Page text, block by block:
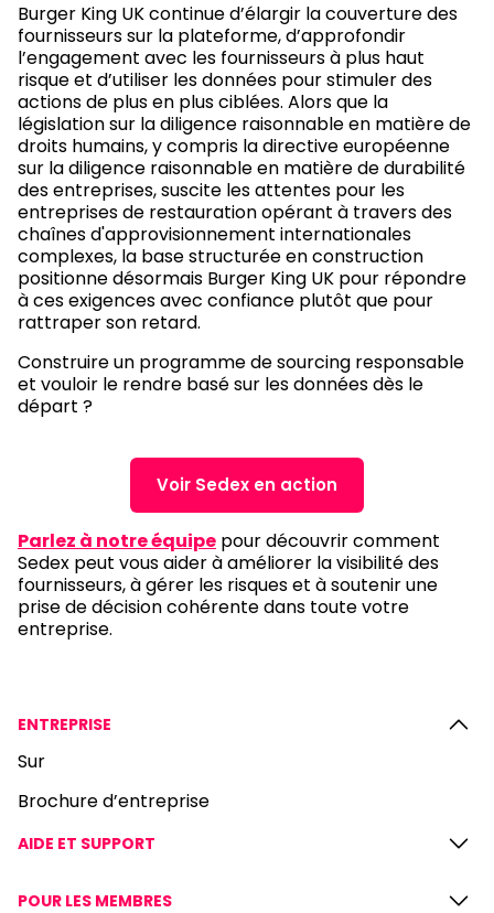
Burger King UK continue d’élargir la couverture des
fournisseurs sur la plateforme, d’approfondir
l’engagement avec les fournisseurs à plus haut
risque et d’utiliser les données pour stimuler des
actions de plus en plus ciblées. Alors que la
législation sur la diligence raisonnable en matière de
droits humains, y compris la directive européenne
sur la diligence raisonnable en matière de durabilité
des entreprises, suscite les attentes pour les
entreprises de restauration opérant à travers des
chaînes d'approvisionnement internationales
complexes, la base structurée en construction
positionne désormais Burger King UK pour répondre
à ces exigences avec confiance plutôt que pour
rattraper son retard.
Construire un programme de sourcing responsable
et vouloir le rendre basé sur les données dès le
départ ?
Voir Sedex en action
Parlez à notre équipe pour découvrir comment
Sedex peut vous aider à améliorer la visibilité des
fournisseurs, à gérer les risques et à soutenir une
prise de décision cohérente dans toute votre
entreprise.
ENTREPRISE
Sur
Brochure d’entreprise
AIDE ET SUPPORT
POUR LES MEMBRES